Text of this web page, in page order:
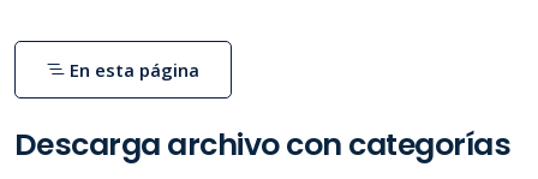
Descarga archivo con categorías
En esta página